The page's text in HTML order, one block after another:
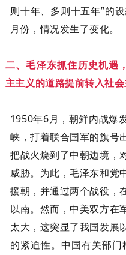
则十年、多则十五年”的
月份，情况发生了变化。
二、毛泽东抓住历史机遇
主主义的道路提前转入社
1950年6月，朝鲜内战爆
峡，打着联合国军的旗号
把战火烧到了中朝边境，
威胁。为此，毛泽东和党
援朝，并通过两个战役，
以南。然而，中美双方在
太大，这突显了我国发展
的紧迫性。中国有关部